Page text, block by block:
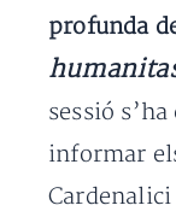
profunda
sessió
informar